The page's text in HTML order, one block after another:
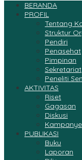
BERANDA
PROFIL
Tentang
Struktur
Pendiri
Penasehat
Pimpinan
Sekretariat
Peneliti
AKTIVITAS
Riset
Gagasan
Diskusi
Kampanye
PUBLIKASI
Buku
Laporan